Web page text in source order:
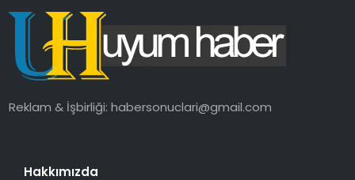
SAĞLIK
MAGAZIN
YAŞAM
Reklam & İşbirliği:habersonuclari@gmail.com
Hakkımızda